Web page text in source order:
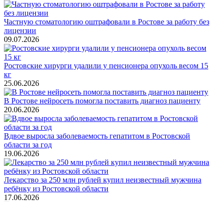
Частную стоматологию оштрафовали в Ростове за работу без
лицензии
09.07.2026
Ростовские хирурги удалили у пенсионера опухоль весом 15
кг
25.06.2026
В Ростове нейросеть помогла поставить диагноз пациенту
20.06.2026
Вдвое выросла заболеваемость гепатитом в Ростовской
области за год
19.06.2026
Лекарство за 250 млн рублей купил неизвестный мужчина
ребёнку из Ростовской области
17.06.2026